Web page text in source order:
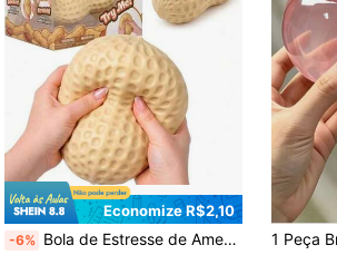
Economize R$2,10
-6% Bola de Estresse de Amendoim, Bola de Apertar Crocante, Brinquedo de Alívio de Estresse com Toque Macio, Brinquedo Sensorial de Descompressão ASMR, Adequado para Adultos, Presente de Aniversário, Presente de Feriado, Presente Perfeito